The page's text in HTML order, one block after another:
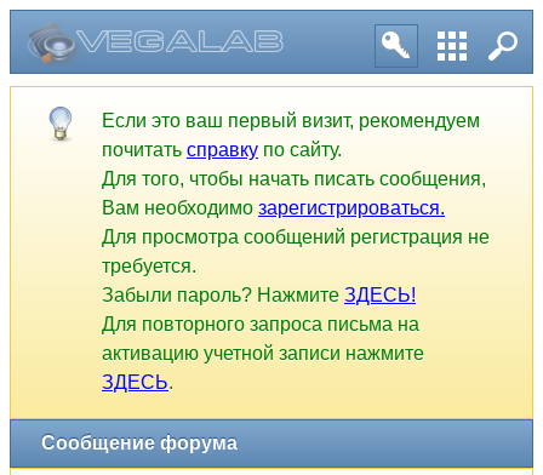
Если это ваш первый визит, рекомендуем
почитать справку по сайту.
Для того, чтобы начать писать сообщения,
Вам необходимо зарегистрироваться.
Для просмотра сообщений регистрация не
требуется.
Забыли пароль? Нажмите ЗДЕСЬ!
Для повторного запроса письма на
активацию учетной записи нажмите
ЗДЕСЬ.
Сообщение форума